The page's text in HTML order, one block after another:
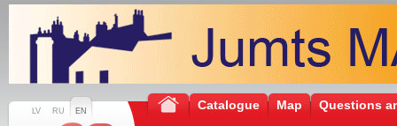
LV RU EN Catalogue Map Questions